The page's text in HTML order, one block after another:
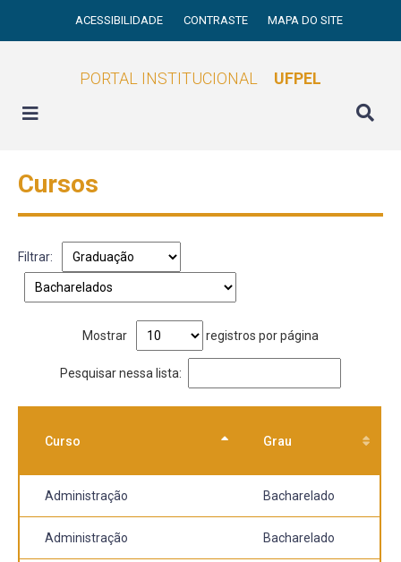
ACESSIBILIDADE CONTRASTE MAPA DO SITE
PORTAL INSTITUCIONAL UFPEL
Cursos
Filtrar:
Mostrar registros por página
Pesquisar nessa lista:
Curso Grau
Administração Bacharelado
Administração Bacharelado